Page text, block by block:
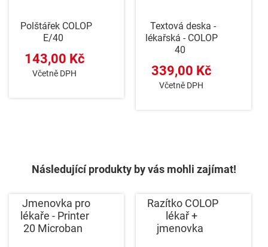
Polštářek COLOP
E/40
143,00 Kč
Včetně DPH
Textová deska -
lékařská - COLOP
40
339,00 Kč
Včetně DPH
Následující produkty by vás mohli zajímat!
Jmenovka pro
lékaře - Printer
20 Microban
Razítko COLOP
lékař +
jmenovka